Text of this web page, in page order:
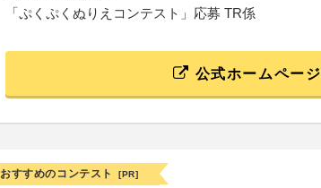
「ぷくぷくぬりえコンテスト」応募 TR係
公式ホームページ
おすすめのコンテスト [PR]